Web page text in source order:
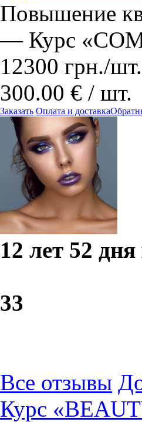
Повышение
— Курс
12300 грн./шт.
300.00 € / шт.
Заказать Оплата и доставка
12 лет 52 дня
33
Все отзывы
Курс